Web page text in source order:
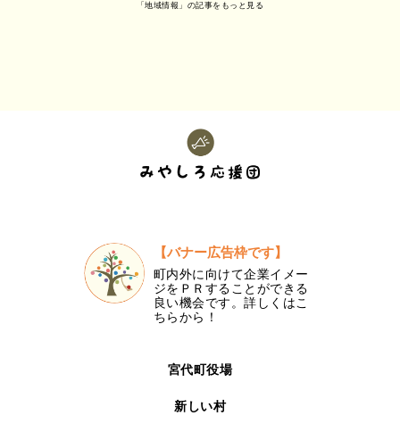
「地域情報」の記事をもっと見る
【バナー広告枠です】
町内外に向けて企業イメー
ジをＰＲすることができる
良い機会です。詳しくはこ
ちらから！
宮代町役場
新しい村